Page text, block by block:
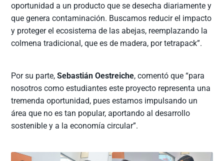
oportunidad a un producto que se desecha diariamente y
que genera contaminación. Buscamos reducir el impacto
y proteger el ecosistema de las abejas, reemplazando la
colmena tradicional, que es de madera, por tetrapack”.
Por su parte,Sebastián Oestreiche, comentó que “para
nosotros como estudiantes este proyecto representa una
tremenda oportunidad, pues estamos impulsando un
área que no es tan popular, aportando al desarrollo
sostenible y a la economía circular”.